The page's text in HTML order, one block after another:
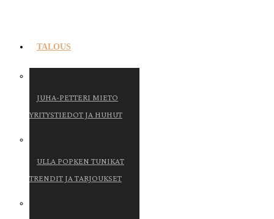
TALOUS
JUHA-PETTERI MIETO
YRITYSTIEDOT JA HUHUT
ULLA POPKEN TUNIKAT
TRENDIT JA TARJOUKSET